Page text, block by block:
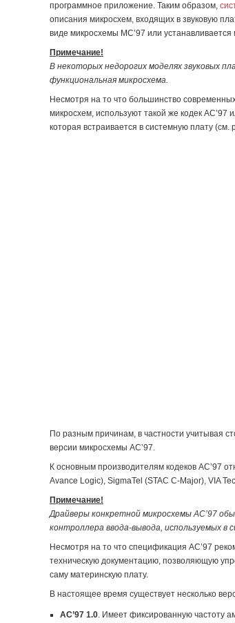
программное приложение. Таким образом,
описания микросхем, входящих в звуковую
виде микросхемы MC’97 или
Примечание!
В некоторых недорогих моделях звуковых
функциональная микросхема.
Несмотря на то что большинство
микросхем, используют такой же кодек
которая встраивается в системную плату
По разным причинам, в частности учитывая
версии микросхемы AC’97.
К основным производителям кодеков AC’97
Avance Logic), SigmaTel (STAC C-Major), VIA
Примечание!
Драйверы конкретной микросхемы AC’97
контроллера ввода-вывода, используемых в
Несмотря на то что спецификация AC’97
техническую документацию, позволяющую
саму материнскую плату.
В настоящее время существует несколько
AC’97 1.0. Имеет фиксированную частоту